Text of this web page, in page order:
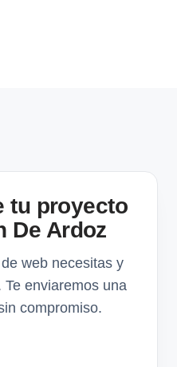
tu proyecto
De Ardoz
web necesitas y
enviaremos una
compromiso.